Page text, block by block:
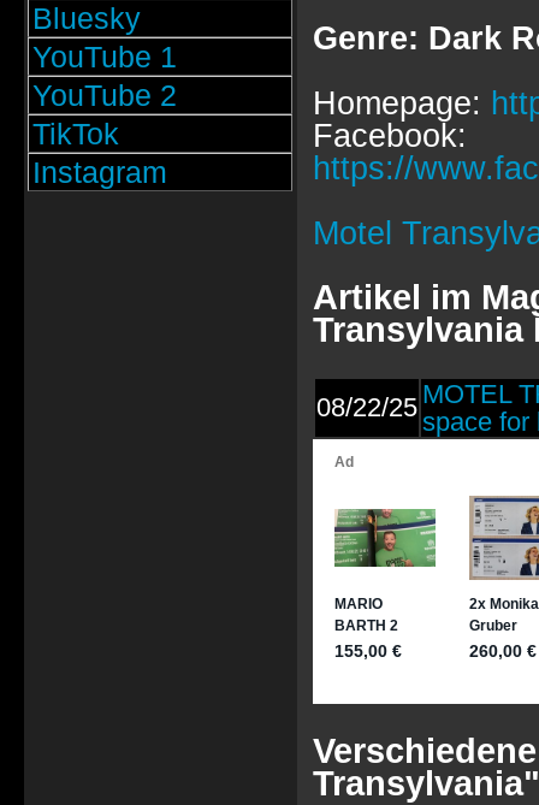
Bluesky
YouTube 1
YouTube 2
TikTok
Instagram
Genre: Dark
Homepage:
Facebook:
https://
Motel
Artikel im
Transylvania
08/22/25 MOTEL
space for